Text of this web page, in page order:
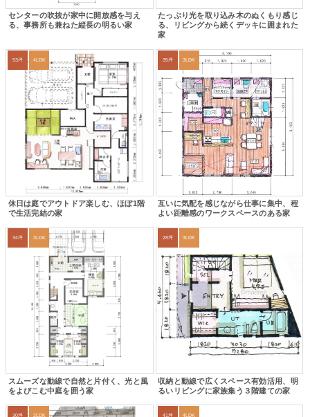
センターの吹抜が家中に開放感を与え
る、事務所も兼ねた縦長の明るい家
たっぷり光を取り込み木のぬくもり感じ
る、リビングから続くデッキに囲まれた
家
53坪 4LDK
休日は庭でアウトドア楽しむ、ほぼ1階
で生活完結の家
35坪 3LDK
互いに気配を感じながら仕事に集中、程
よい距離感のワークスペースのある家
34坪 3LDK
スムーズな動線で自然と片付く、光と風
をよびこむ中庭を囲う家
28坪 3LDK
収納と動線で広くスペース有効活用、明
るいリビングに家族集う３階建ての家
30坪 2LDK 41坪 4LDK